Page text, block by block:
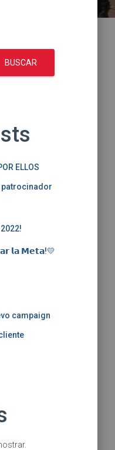
BUSCAR
ELLOS
patrocinador
𝗹𝗮 𝗠𝗲𝘁𝗮!💛
campaign